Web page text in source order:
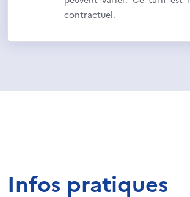
contractuel.
Infos pratiques